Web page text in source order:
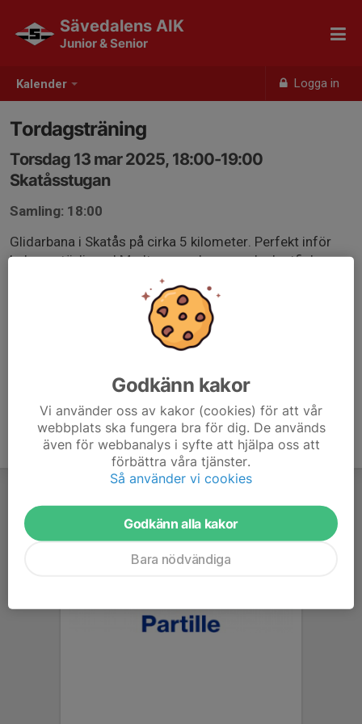
Kalender Logga in
Sävedalens AIK
Junior & Senior
Tordagsträning
Torsdag 13 mar 2025, 18:00-19:00
Skatåsstugan
Samling: 18:00
Glidarbana i Skatås på cirka 5 kilometer. Perfekt inför
helgens tävlingar! Medtag pannlampa och plastficka.
Godkänn kakor
Vi använder oss av kakor (cookies) för att vår
webbplats ska fungera bra för dig. De används
även för webbanalys i syfte att hjälpa oss att
förbättra våra tjänster.
Så använder vi cookies
Godkänn alla kakor
Bara nödvändiga